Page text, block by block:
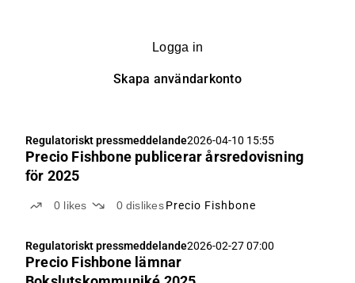
Logga in
Skapa användarkonto
Regulatoriskt pressmeddelande2026-04-10 15:55
Precio Fishbone publicerar årsredovisning
för 2025
0 likes 0 dislikes Precio Fishbone
Regulatoriskt pressmeddelande2026-02-27 07:00
Precio Fishbone lämnar